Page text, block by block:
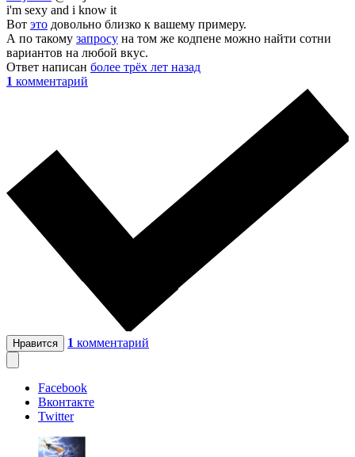
i'm sexy and i know it
Вот это довольно близко к вашему примеру.
А по такому запросу на том же кодпене можно найти сотни
вариантов на любой вкус.
Ответ написан более трёх лет назад
1 комментарий
Нравится 1 комментарий
Facebook
Вконтакте
Twitter